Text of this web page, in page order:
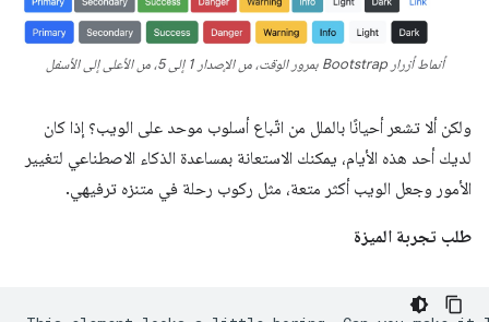
أنماط أزرار Bootstrap بمرور الوقت، من الإصدار 1 إلى 5، من الأعلى إلى الأسفل
ولكن ألا تشعر أحيانًا بالملل من اتّباع أسلوب موحد على الويب؟ إذا كان
لديك أحد هذه الأيام، يمكنك الاستعانة بمساعدة الذكاء الاصطناعي لتغيير
الأمور وجعل الويب أكثر متعة، مثل ركوب رحلة في متنزه ترفيهي.
طلب تجربة الميزة